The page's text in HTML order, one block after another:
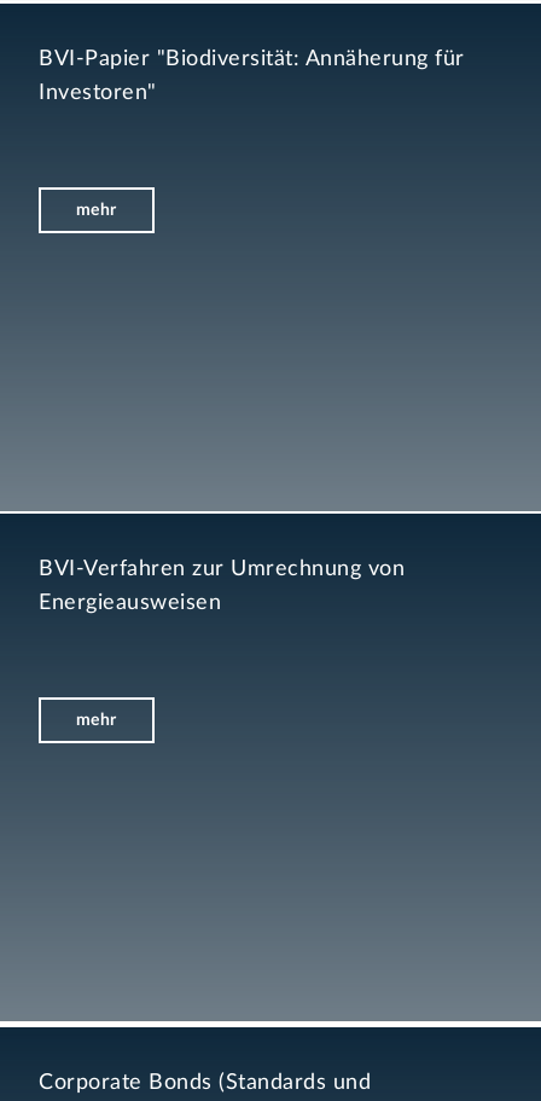
BVI-Papier "Biodiversität: Annäherung für
Investoren"
mehr
BVI-Verfahren zur Umrechnung von
Energieausweisen
mehr
Corporate Bonds (Standards und